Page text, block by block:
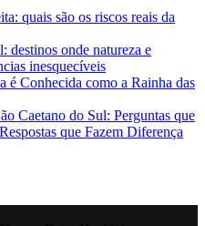
quais são os riscos reais da
destinos onde natureza e
inesquecíveis
é Conhecida como a Rainha das
Caetano do Sul: Perguntas que
que Fazem Diferença